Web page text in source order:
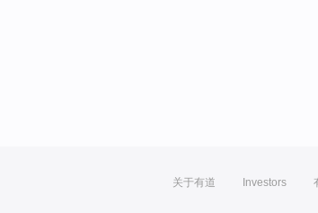
关于有道 Investors